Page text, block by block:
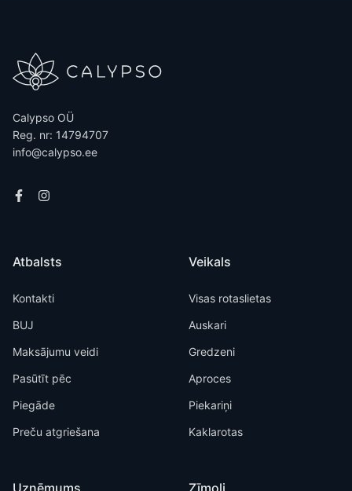
Calypso OÜ
Reg. nr: 14794707
info@calypso.ee
Atbalsts
Kontakti
BUJ
Maksājumu veidi
Pasūtīt pēc
Piegāde
Preču atgriešana
Uzņēmums
Veikals
Visas rotaslietas
Auskari
Gredzeni
Aproces
Piekariņi
Kaklarotas
Zīmoli